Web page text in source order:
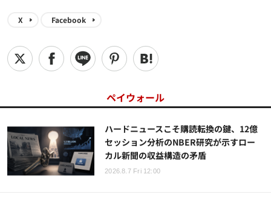
X Facebook
ペイウォール
ハードニュースこそ購読転換の鍵、12億
セッション分析のNBER研究が示すロー
カル新聞の収益構造の矛盾
2026.8.7 Fri 12:00